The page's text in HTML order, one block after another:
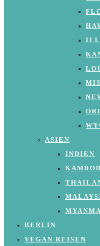
ASIEN
INDIEN
BERLIN
VEGAN REISEN